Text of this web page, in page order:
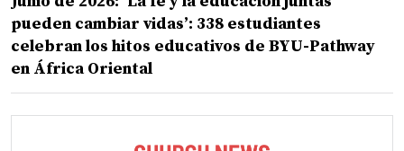
pueden cambiar vidas’: 338 estudiantes
celebran los hitos educativos de BYU-Pathway
en África Oriental